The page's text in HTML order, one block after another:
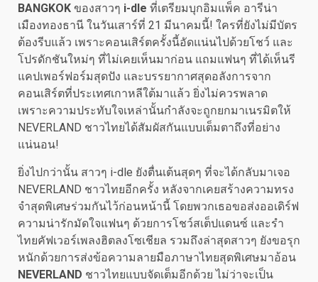
BANGKOK ของสาวๆ i-dle ที่เตรียมบุกอิมแพ็ค อารีน่า
เมืองทองธานี ในวันเสาร์ที่ 21 มีนาคมนี้! ใครที่ยังไม่มีบัตร
ต้องรีบแล้ว เพราะคอนเสิร์ตครั้งนี้อัดแน่นไปด้วยโชว์ และ
โปรดักชันใหม่ๆ ที่ไม่เคยเห็นมาก่อน แถมแฟนๆ ที่ได้เห็นรี
แคปเพอร์ฟอร์มสุดปัง และบรรยากาศสุดอลังการจาก
คอนเสิร์ตที่ประเทศเกาหลีใต้มาแล้ว ยิ่งไม่ควรพลาด
เพราะความประทับใจเหล่านั้นกำลังจะถูกยกมาเนรมิตให้
NEVERLAND ชาวไทยได้สัมผัสกันแบบเต็มตาถึงที่อย่าง
แน่นอน!
ยิ่งไปกว่านั้น สาวๆ i-dle ยังตื่นเต้นสุดๆ ที่จะได้กลับมาเจอ
NEVERLAND ชาวไทยอีกครั้ง หลังจากเคยสร้างความทรง
จำสุดพิเศษร่วมกันไว้ก่อนหน้านี้ โดยพวกเธอขอส่งออเดิร์ฟ
ความน่ารักมัดใจแฟนๆ ด้วยการโชว์สเต็ปแดนซ์ และรำ
ไทยคัฟเวอร์เพลงฮิตลงโซเชียล รวมถึงล่าสุดสาวๆ ยังขอรุก
หนักด้วยการส่งข้อความลายมือภาษาไทยสุดพิเศษมาอ้อน
NEVERLAND ชาวไทยแบบจัดเต็มอีกด้วย ไม่ว่าจะเป็น